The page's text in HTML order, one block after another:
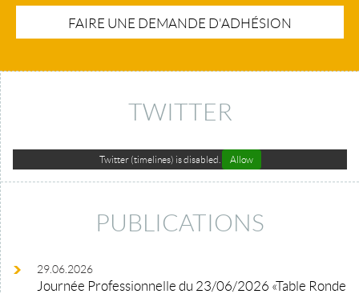
FAIRE UNE DEMANDE D'ADHÉSION
TWITTER
Twitter (timelines) is disabled. Allow
PUBLICATIONS
29.06.2026
Journée Professionnelle du 23/06/2026 «Table Ronde